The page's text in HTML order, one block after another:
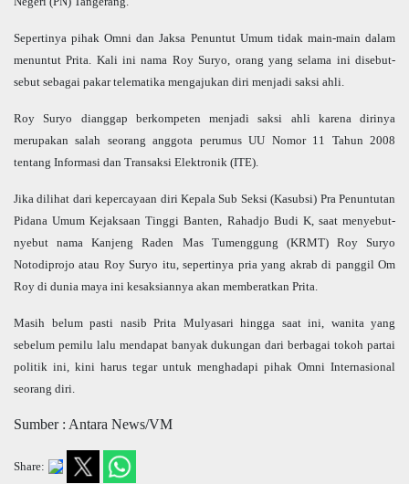
Sepertinya pihak Omni dan Jaksa Penuntut Umum tidak main-main dalam
menuntut Prita. Kali ini nama Roy Suryo, orang yang selama ini disebut-
sebut sebagai pakar telematika mengajukan diri menjadi saksi ahli.
Roy Suryo dianggap berkompeten menjadi saksi ahli karena dirinya
merupakan salah seorang anggota perumus UU Nomor 11 Tahun 2008
tentang Informasi dan Transaksi Elektronik (ITE).
Jika dilihat dari kepercayaan diri Kepala Sub Seksi (Kasubsi) Pra Penuntutan
Pidana Umum Kejaksaan Tinggi Banten, Rahadjo Budi K, saat menyebut-
nyebut nama Kanjeng Raden Mas Tumenggung (KRMT) Roy Suryo
Notodiprojo atau Roy Suryo itu, sepertinya pria yang akrab di panggil Om
Roy di dunia maya ini kesaksiannya akan memberatkan Prita.
Masih belum pasti nasib Prita Mulyasari hingga saat ini, wanita yang
sebelum pemilu lalu mendapat banyak dukungan dari berbagai tokoh partai
politik ini, kini harus tegar untuk menghadapi pihak Omni Internasional
seorang diri.
Sumber : Antara News/VM
Share: